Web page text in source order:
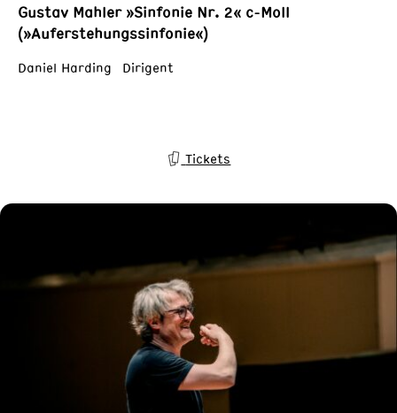
Gustav Mahler »Sinfonie Nr. 2« c-Moll
(»Auferstehungssinfonie«)
Daniel Harding Dirigent
Tickets